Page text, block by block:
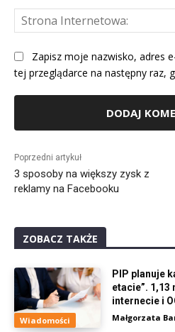
Zapisz moje nazwisko, adres
tej przeglądarce na następny raz,
Poprzedni artykuł
3 sposoby na większy zysk z
reklamy na Facebooku
ZOBACZ TAKŻE
Wiadomości
PIP planuje
etacie”. 1,13
internecie i
Małgorzata